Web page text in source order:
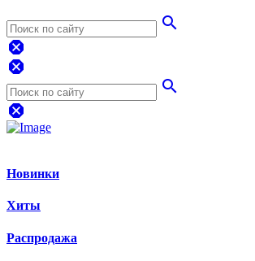
search
dangerous
dangerous
search
dangerous
Новинки
Хиты
Распродажа